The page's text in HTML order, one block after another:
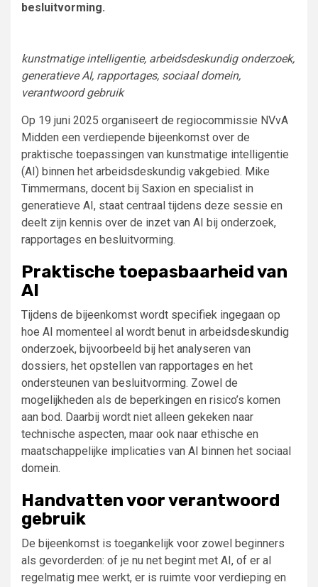
besluitvorming.
kunstmatige intelligentie, arbeidsdeskundig onderzoek,
generatieve AI, rapportages, sociaal domein,
verantwoord gebruik
Op 19 juni 2025 organiseert de regiocommissie NVvA
Midden een verdiepende bijeenkomst over de
praktische toepassingen van kunstmatige intelligentie
(AI) binnen het arbeidsdeskundig vakgebied. Mike
Timmermans, docent bij Saxion en specialist in
generatieve AI, staat centraal tijdens deze sessie en
deelt zijn kennis over de inzet van AI bij onderzoek,
rapportages en besluitvorming.
Praktische toepasbaarheid van
AI
Tijdens de bijeenkomst wordt specifiek ingegaan op
hoe AI momenteel al wordt benut in arbeidsdeskundig
onderzoek, bijvoorbeeld bij het analyseren van
dossiers, het opstellen van rapportages en het
ondersteunen van besluitvorming. Zowel de
mogelijkheden als de beperkingen en risico’s komen
aan bod. Daarbij wordt niet alleen gekeken naar
technische aspecten, maar ook naar ethische en
maatschappelijke implicaties van AI binnen het sociaal
domein.
Handvatten voor verantwoord
gebruik
De bijeenkomst is toegankelijk voor zowel beginners
als gevorderden: of je nu net begint met AI, of er al
regelmatig mee werkt, er is ruimte voor verdieping en